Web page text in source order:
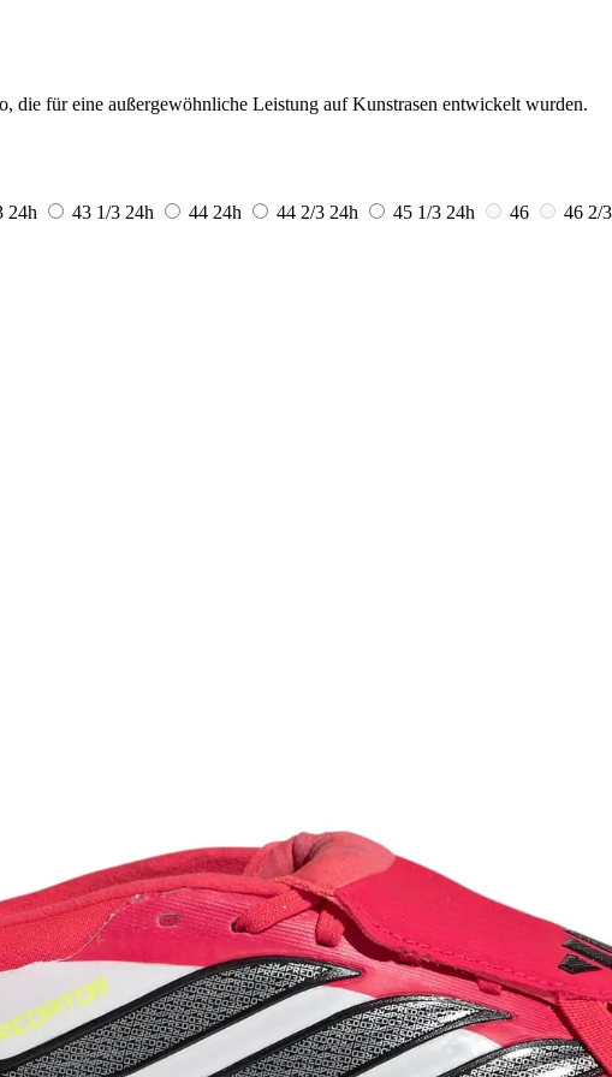
die für eine außergewöhnliche Leistung auf Kunstrasen entwickelt wurden.
24h 43 1/3 24h 44 24h 44 2/3 24h 45 1/3 24h 46 46 2/3